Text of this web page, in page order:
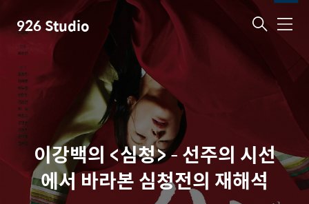
926 Studio 메
이강백의 <심청> – 선주의 시선
에서 바라본 심청전의 재해석